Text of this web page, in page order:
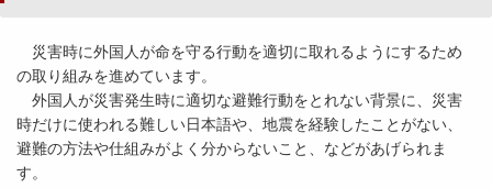
災害時に外国人が命を守る行動を適切に取れるようにするため
の取り組みを進めています。
外国人が災害発生時に適切な避難行動をとれない背景に、災害
時だけに使われる難しい日本語や、地震を経験したことがない、
避難の方法や仕組みがよく分からないこと、などがあげられま
す。